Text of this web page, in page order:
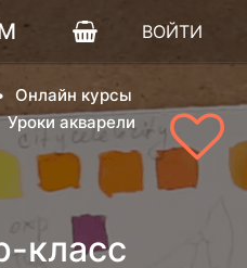
ВОЙТИ
Онлайн курсы
Уроки акварели
класс